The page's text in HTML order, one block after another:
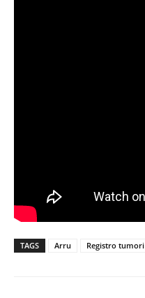
TAGS Arru Registro tumori